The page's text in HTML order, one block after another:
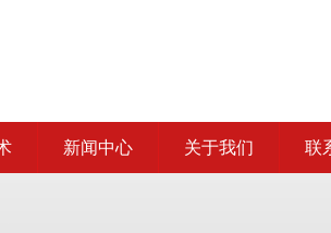
新闻中心 关于我们 联